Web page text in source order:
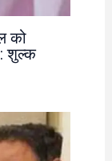
को
: शुल्क